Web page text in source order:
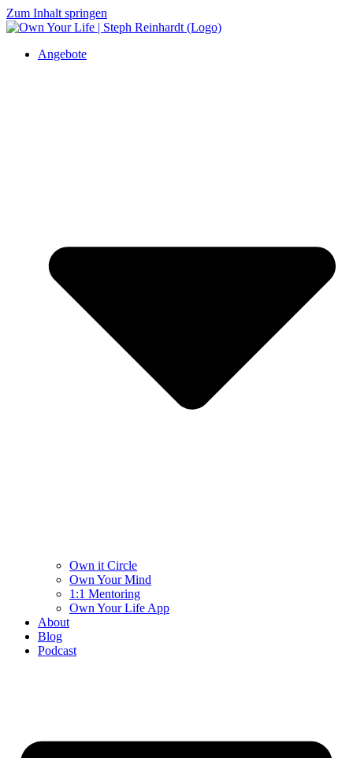
Zum Inhalt springen
Angebote
Own it Circle
Own Your Mind
1:1 Mentoring
Own Your Life App
About
Blog
Podcast